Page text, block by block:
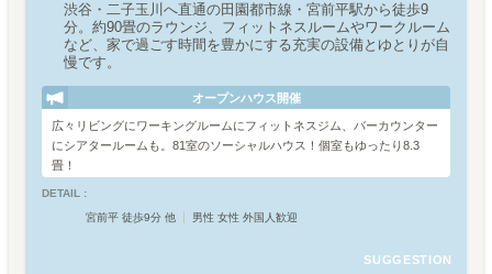
渋谷・二子玉川へ直通の田園都市線・宮前平駅から徒歩9
分。約90畳のラウンジ、フィットネスルームやワークルーム
など、家で過ごす時間を豊かにする充実の設備とゆとりが自
慢です。
オープンハウス開催
広々リビングにワーキングルームにフィットネスジム、バーカウンター
にシアタールームも。81室のソーシャルハウス！個室もゆったり8.3
畳！
DETAIL :
宮前平 徒歩9分 他
男性 女性 外国人歓迎
SUGGESTION